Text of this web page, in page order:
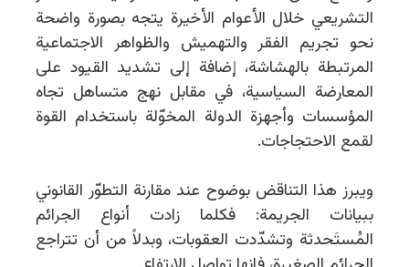
التشريعي خلال الأعوام الأخيرة يتجه بصورة واضحة
نحو تجريم الفقر والتهميش والظواهر الاجتماعية
المرتبطة بالهشاشة، إضافة إلى تشديد القيود على
المعارضة السياسية، في مقابل نهج متساهل تجاه
المؤسسات وأجهزة الدولة المخوّلة باستخدام القوة
لقمع الاحتجاجات.
ويبرز هذا التناقض بوضوح عند مقارنة التطوّر القانوني
ببيانات الجريمة: فكلما زادت أنواع الجرائم
المُستَحدثة وتشدّدت العقوبات، وبدلاً من أن تتراجع